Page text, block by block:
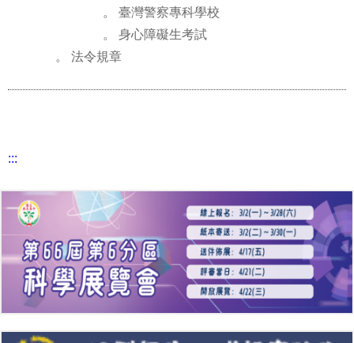
。 臺灣警察專科學校
。 身心障礙生考試
。 法令規章
:::